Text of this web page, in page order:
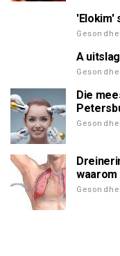
'Elokim'
A
Die